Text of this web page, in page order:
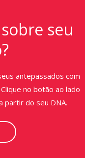
seu
antepassados com
no botão ao lado
partir do seu DNA.